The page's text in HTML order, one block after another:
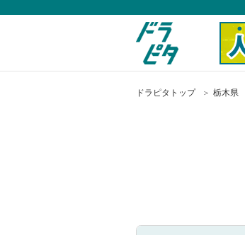
ドラピタトップ 栃木県